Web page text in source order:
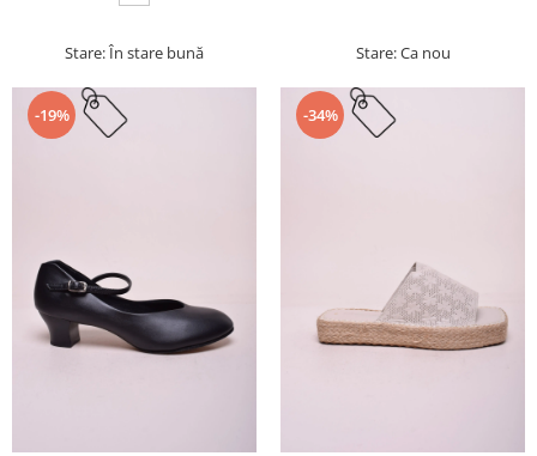
Stare: În stare bună Stare: Ca nou
-19% -34%